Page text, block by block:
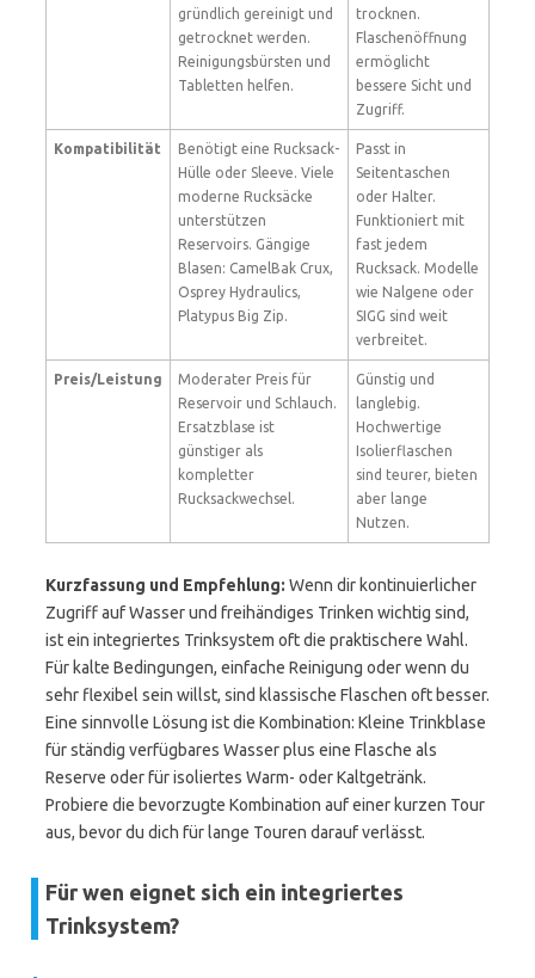
gründlich gereinigt und
getrocknet werden.
Reinigungsbürsten und
Tabletten helfen.
trocknen.
Flaschenöffnung
ermöglicht
bessere Sicht und
Zugriff.
Kompatibilität
Benötigt eine Rucksack-
Hülle oder Sleeve. Viele
moderne Rucksäcke
unterstützen
Reservoirs. Gängige
Blasen: CamelBak Crux,
Osprey Hydraulics,
Platypus Big Zip.
Passt in
Seitentaschen
oder Halter.
Funktioniert mit
fast jedem
Rucksack. Modelle
wie Nalgene oder
SIGG sind weit
verbreitet.
Preis/Leistung
Moderater Preis für
Reservoir und Schlauch.
Ersatzblase ist
günstiger als
kompletter
Rucksackwechsel.
Günstig und
langlebig.
Hochwertige
Isolierflaschen
sind teurer, bieten
aber lange
Nutzen.
Kurzfassung und Empfehlung: Wenn dir kontinuierlicher
Zugriff auf Wasser und freihändiges Trinken wichtig sind,
ist ein integriertes Trinksystem oft die praktischere Wahl.
Für kalte Bedingungen, einfache Reinigung oder wenn du
sehr flexibel sein willst, sind klassische Flaschen oft besser.
Eine sinnvolle Lösung ist die Kombination: Kleine Trinkblase
für ständig verfügbares Wasser plus eine Flasche als
Reserve oder für isoliertes Warm- oder Kaltgetränk.
Probiere die bevorzugte Kombination auf einer kurzen Tour
aus, bevor du dich für lange Touren darauf verlässt.
Für wen eignet sich ein integriertes
Trinksystem?